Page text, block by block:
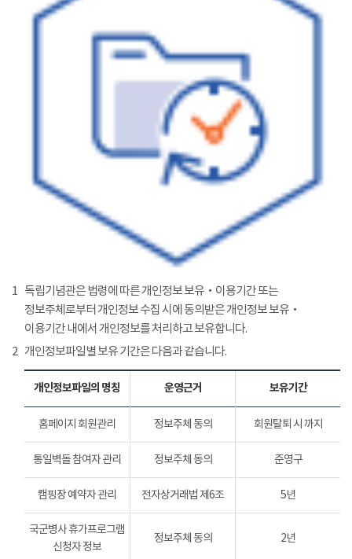
1 독립기념관은 법령에 따른 개인정보 보유‧이용기간 또는
정보주체로부터 개인정보 수집 시에 동의받은 개인정보 보유‧
이용기간 내에서 개인정보를 처리하고 보유합니다.
2 개인정보파일별 보유 기간은 다음과 같습니다.
개인정보파일의 명칭 운영근거 보유기간
홈페이지 회원관리 정보주체 동의 회원탈퇴 시 까지
통일벽돌 참여자 관리 정보주체 동의 준영구
캠핑장 예약자 관리 전자상거래법 제6조 5년
국군병사 휴가프로그램
신청자 정보
정보주체 동의 2년